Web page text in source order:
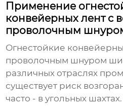
Применение
конвейерных лент с
проволочным
Огнестойкие
проволочным шнуром
различных отраслях
существует риск
часто - в угольных